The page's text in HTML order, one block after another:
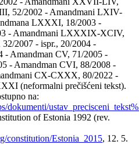
52/2002 - Amandmani LXIV-
LXXXI, 18/2003 -
- Amandmani LXXXIX-XCIV,
2007 - ispr., 20/2004 -
Amandman CV, 71/2005 -
- Amandman CVI, 88/2008 -
CX-CXXX, 80/2022 -
(neformalni prečišćeni tekst).
na:
dokumenti/
of Estonia 1992 (rev.
constitution/Estonia_2015, 12. 5.